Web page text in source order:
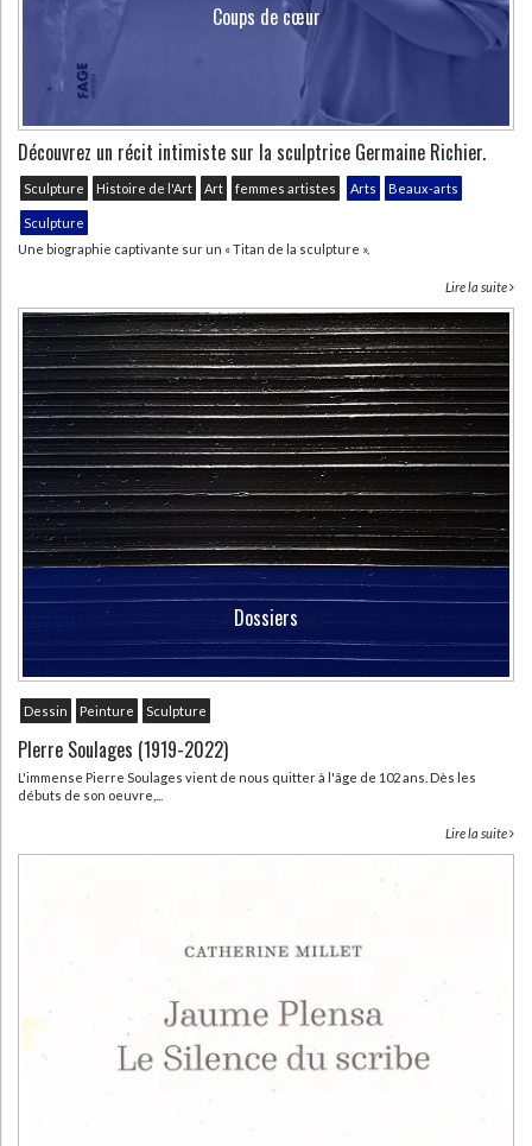
Coups de cœur
Découvrez un récit intimiste sur la sculptrice Germaine Richier.
Sculpture Histoire de l'Art Art femmes artistes Arts Beaux-arts
Sculpture
Une biographie captivante sur un « Titan de la sculpture ».
Lire la suite
Dossiers
Dessin Peinture Sculpture
PIerre Soulages (1919-2022)
L'immense Pierre Soulages vient de nous quitter à l'âge de 102 ans. Dès les
débuts de son oeuvre,...
Lire la suite